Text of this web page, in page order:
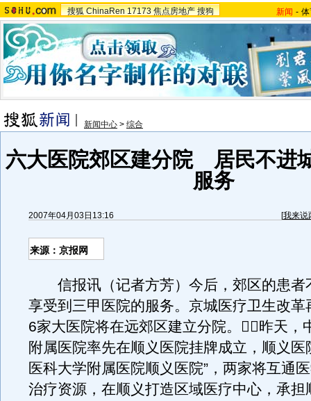
搜狐 ChinaRen 17173 焦点房地产 搜狗 新闻 -
新闻中心 > 综合
六大医院郊区建分院 居民不进
服务
2007年04月03日13:16 [我来说
来源：京报网
信报讯（记者方芳）今后，郊区的患者
享受到三甲医院的服务。京城医疗卫生改革
6家大医院将在远郊区建立分院。昨天，
附属医院率先在顺义医院挂牌成立，顺义医
医科大学附属医院顺义医院”，两家将互通
治疗资源，在顺义打造区域医疗中心，承担